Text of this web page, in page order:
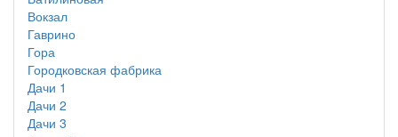
Вокзал
Гаврино
Гора
Городковская фабрика
Дачи 1
Дачи 2
Дачи 3